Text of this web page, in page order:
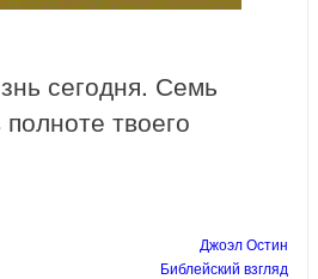
сегодня. Семь
твоего
Джоэл Остин
Библейский взгляд